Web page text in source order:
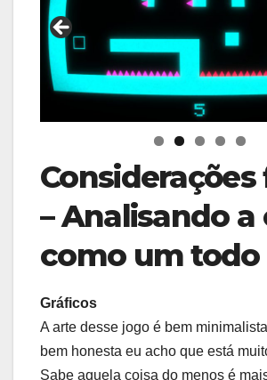
Considerações
– Analisando a
como um todo
Gráficos
A arte desse jogo é bem
bem honesta eu acho que está
Sabe aquela coisa do menos é